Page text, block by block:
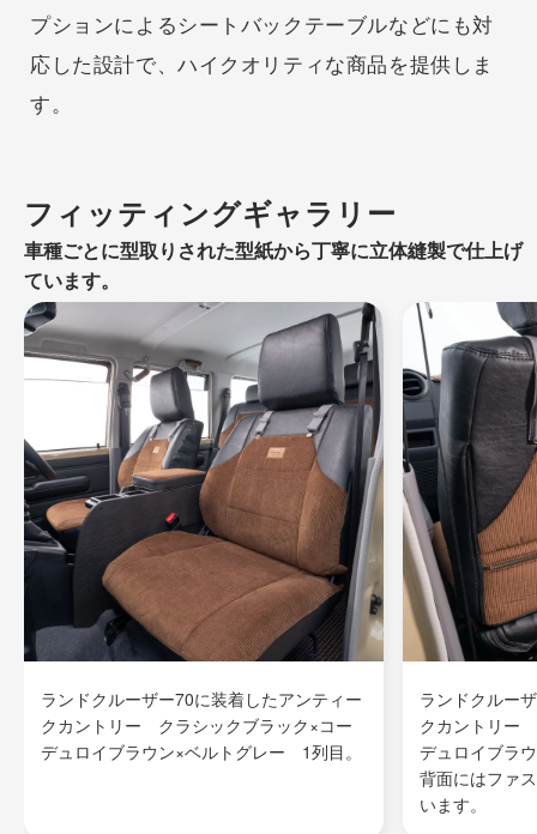
プションによるシートバックテーブルなどにも対
応した設計で、ハイクオリティな商品を提供しま
す。
フィッティングギャラリー
車種ごとに型取りされた型紙から丁寧に立体縫製で仕上げ
ています。
ランドクルーザー70に装着したアンティー
クカントリー クラシックブラック×コー
デュロイブラウン×ベルトグレー 1列目。
ランドクルー
クカントリー
デュロイブラ
背面にはファ
います。